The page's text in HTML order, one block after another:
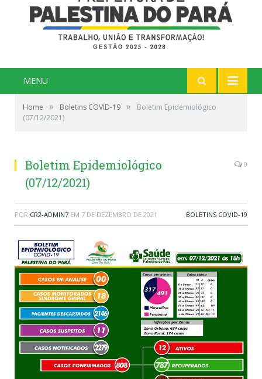
MENU
Home » Boletins COVID-19 »
Boletim Epidemiológico
(07/12/2021)
Boletim Epidemiológico
(07/12/2021)
0
POR CR2-ADMIN7 EM 7 DE DEZEMBRO DE 2021 BOLETINS COVID-19